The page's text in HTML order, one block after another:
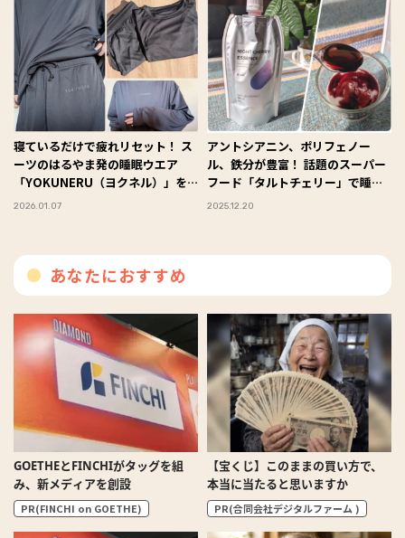
寝ているだけで疲れリセット！ ス
ーツのはるやま発の睡眠ウエア
「YOKUNERU（ヨクネル）」を
試してみた #Omezaトーク
2026.01.07
アントシアニン、ポリフェノー
ル、鉄分が豊富！ 話題のスーパー
フード「タルトチェリー」で睡眠
美容ケア #Omezaトーク
2025.12.20
あなたにおすすめ
GOETHEとFINCHIがタッグを組
み、新メディアを創設
PR(FINCHI on GOETHE)
【宝くじ】このままの買い方で、
本当に当たると思いますか
PR(合同会社デジタルファーム )